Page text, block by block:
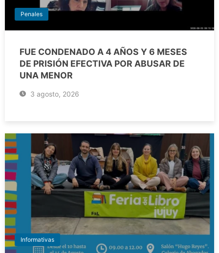
Penales
FUE CONDENADO A 4 AÑOS Y 6 MESES
DE PRISIÓN EFECTIVA POR ABUSAR DE
UNA MENOR
3 agosto, 2026
Informativas